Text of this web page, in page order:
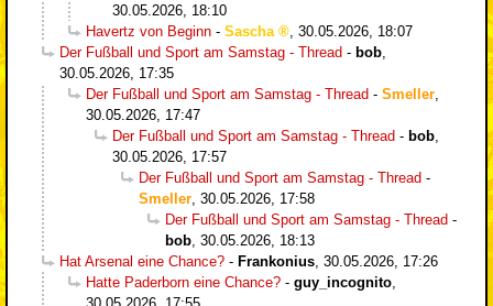
30.05.2026, 18:10
Havertz von Beginn - Sascha
30.05.2026, 18:07
Der Fußball und Sport am Samstag - Thread - bob
30.05.2026, 17:35
Der Fußball und Sport am Samstag - Thread - Smeller
30.05.2026, 17:47
Der Fußball und Sport am Samstag - Thread - bob
30.05.2026, 17:57
Der Fußball und Sport am Samstag - Thread -
Smeller 30.05.2026, 17:58
Der Fußball und Sport am Samstag - Thread -
bob 30.05.2026, 18:13
Hat Arsenal eine Chance? - Frankonius 30.05.2026, 17:26
Hatte Paderborn eine Chance? - guy_incognito